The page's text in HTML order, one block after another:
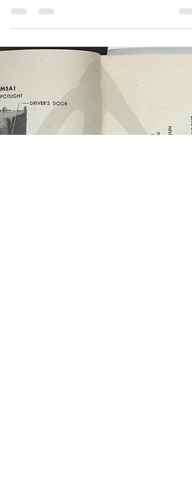
STEEL-TREADWAY BRIDGE M2 9 MAY
1944 WAR DEPARTMENT TECHNICAL